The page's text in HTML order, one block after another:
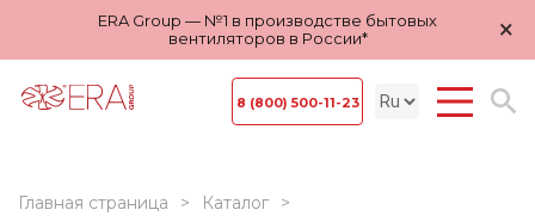
ERA Group — №1 в производстве бытовых
вентиляторов в России*
×
8 (800) 500-11-23
Главная страница
Каталог